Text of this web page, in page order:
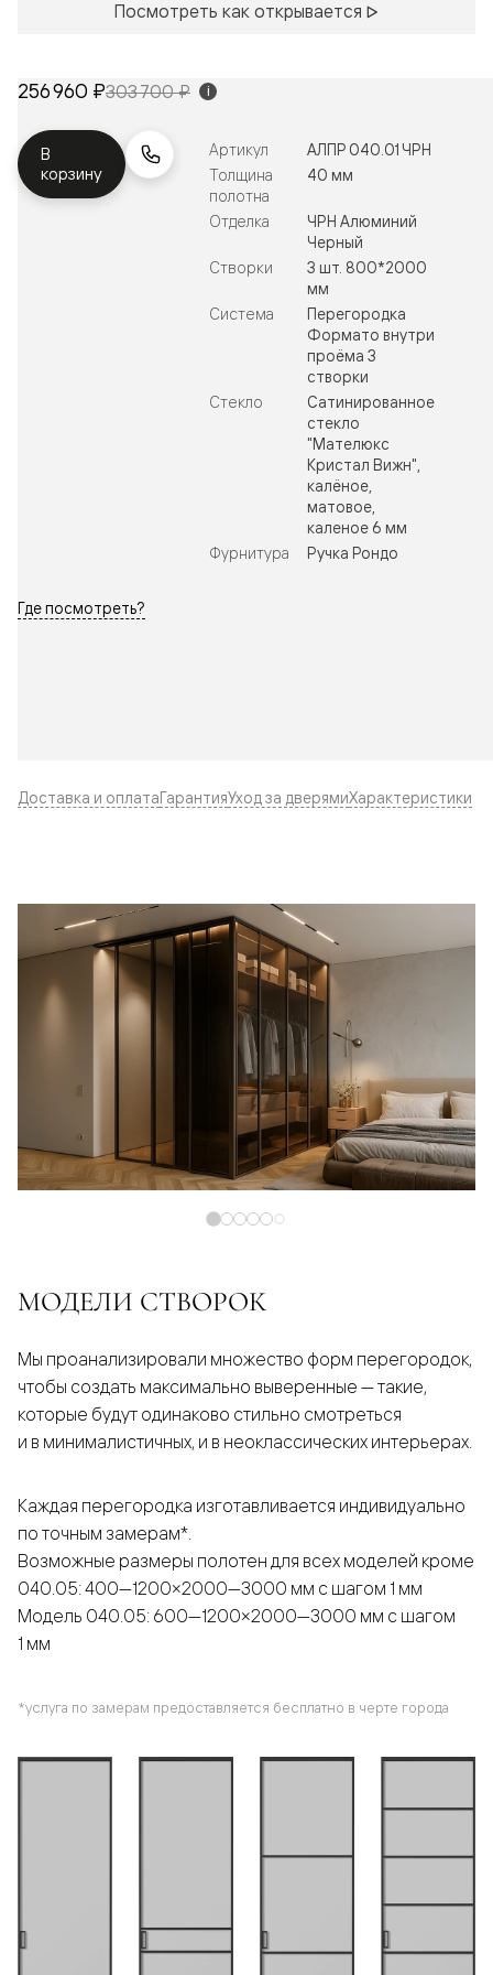
Посмотреть как открывается
256 960 ₽303 700 ₽ i
В
корзину
Артикул
АЛПР 040.01 ЧРН
Толщина
полотна
40 мм
Отделка
ЧРН Алюминий
Черный
Створки
3 шт. 800*2000
мм
Система
Перегородка
Формато внутри
проёма 3
створки
Стекло
Сатинированное
стекло
"Мателюкс
Кристал Вижн",
калёное,
матовое,
каленое 6 мм
Фурнитура
Ручка Рондо
Где посмотреть?
Доставка и оплатаГарантияУход за дверямиХарактеристики
МОДЕЛИ СТВОРОК
Мы проанализировали множество форм перегородок,
чтобы создать максимально выверенные — такие,
которые будут одинаково стильно смотреться
и в минималистичных, и в неоклассических интерьерах.
Каждая перегородка изготавливается индивидуально
по точным замерам*.
Возможные размеры полотен для всех моделей кроме
040.05: 400—1200×2000—3000 мм с шагом 1 мм
Модель 040.05: 600—1200×2000—3000 мм с шагом
1 мм
*услуга по замерам предоставляется бесплатно в черте города